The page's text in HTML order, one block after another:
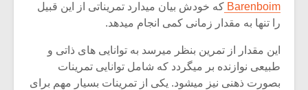
Barenboim که خودش بیان میدارد تمریناتی از این قبیل
را تنها به مقدار زمانی کمی انجام میدهد.
این مقدار از تمرین بنظر میرسد به توانایی های ذاتی و
طبیعی نوازنده بر میگردد که شامل توانایی تمرینات
بصورت ذهنی نیز میشود. یکی از تمرینات بسیار مهم برای